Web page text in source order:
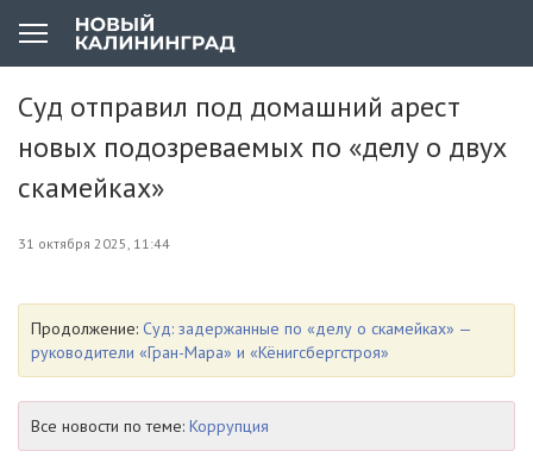
Суд отправил под домашний арест
новых подозреваемых по «делу о двух
скамейках»
31 октября 2025, 11:44
Продолжение: Суд: задержанные по «делу о скамейках» —
руководители «Гран-Мара» и «Кёнигсбергстроя»
Все новости по теме: Коррупция